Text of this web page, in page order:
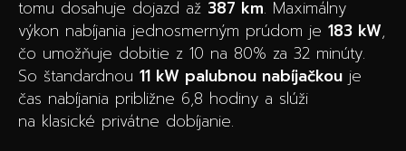
tomu dosahuje dojazd až 387 km. Maximálny
výkon nabíjania jednosmerným prúdom je 183 kW,
čo umožňuje dobitie z 10 na 80% za 32 minúty.
So štandardnou 11 kW palubnou nabíjačkou je
čas nabíjania približne 6,8 hodiny a slúži
na klasické privátne dobíjanie.